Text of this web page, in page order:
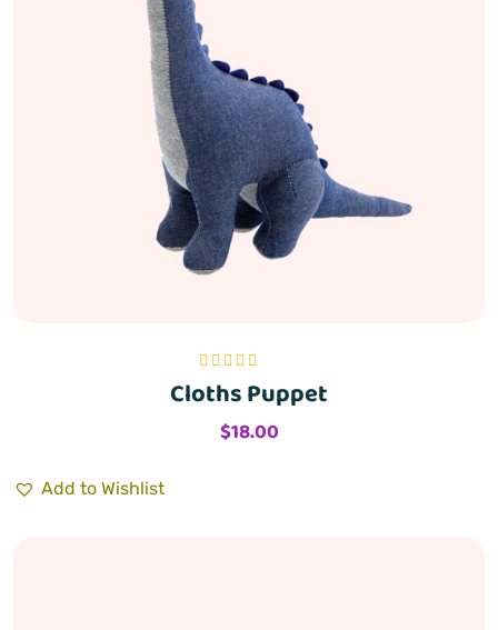
Bewertet mit
5.00 von 5
Cloths Puppet
$18.00
Add to Wishlist